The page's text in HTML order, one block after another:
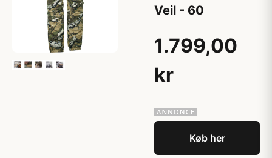
Veil - 60
1.799,00
kr
Køb her